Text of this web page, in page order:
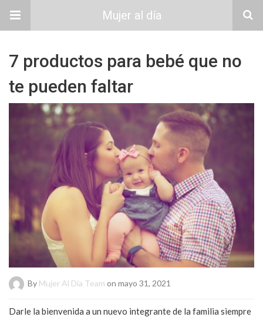
Mujer al día
7 productos para bebé que no
te pueden faltar
By Mujer Al Día Team on mayo 31, 2021
Darle la bienvenida a un nuevo integrante de la familia siempre